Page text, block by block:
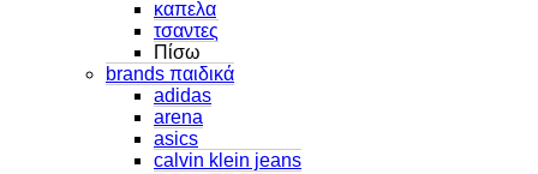
καπελα
τσαντες
Πίσω
brands παιδικά
adidas
arena
asics
calvin klein jeans